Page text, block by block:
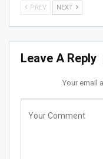
PREV NEXT
Leave A Reply
Your email